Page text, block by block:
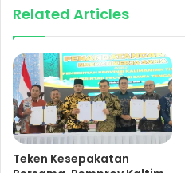
u
E
m
a
i
l
a
d
d
Related Articles
Teken Kesepakatan